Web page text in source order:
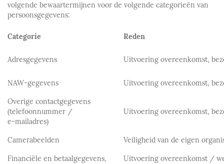
volgende bewaartermijnen voor de volgende categorieën van
persoonsgegevens:
Categorie Reden
Adresgegevens Uitvoering overeenkomst,
NAW-gegevens Uitvoering overeenkomst,
Overige contactgegevens
(telefoonnummer /
e-mailadres)
Uitvoering overeenkomst,
Camerabeelden Veiligheid van de eigen
Financiële en betaalgegevens,
Uitvoering overeenkomst /